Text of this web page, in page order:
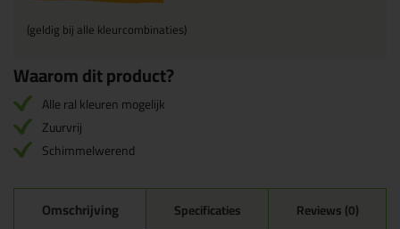
(geldig bij alle kleurcombinaties)
Waarom dit product?
Alle ral kleuren mogelijk
Zuurvrij
Schimmelwerend
Omschrijving Specificaties Reviews (0)